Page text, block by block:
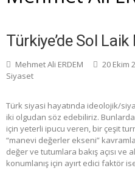
Türkiye’de Sol Laik
Mehmet Ali ERDEM 20 Ekim
Siyaset
Türk siyasi hayatında ideolojik/
iki olgudan söz edebiliriz.
için yeterli ipucu veren, bir çeşit
“manevi değerler ekseni”
değer ve tutumlara bakış açısı ve
konumlanış için ayırt edici faktör